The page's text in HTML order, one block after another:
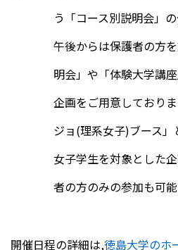
う「コース別説明会」
午後からは保護者の方
明会」や「体験大学講
企画をご用意しており
ジョ(理系女子)ブース」
女子学生を対象とした
者の方のみの参加も可能
開催日程の詳細は,徳島大学のホ